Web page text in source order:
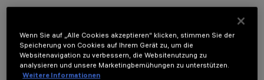
OPTIONALE KOMPONENTEN
Wenn Sie auf „Alle Cookies akzeptieren“ klicken, stimmen Sie der
Speicherung von Cookies auf Ihrem Gerät zu, um die
Websitenavigation zu verbessern, die Websitenutzung zu
analysieren und unsere Marketingbemühungen zu unterstützen.
Weitere Informationen